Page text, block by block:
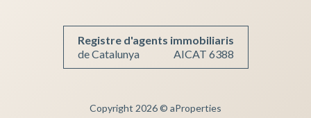
Registre d'agents immobiliaris
de Catalunya
AICAT 6388
Copyright 2026 © aProperties